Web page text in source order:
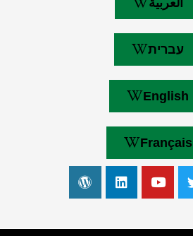
العربية
עברית
English
Français